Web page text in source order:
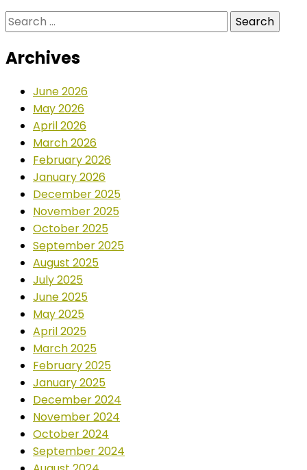
Search
for:
Archives
June 2026
May 2026
April 2026
March 2026
February 2026
January 2026
December 2025
November 2025
October 2025
September 2025
August 2025
July 2025
June 2025
May 2025
April 2025
March 2025
February 2025
January 2025
December 2024
November 2024
October 2024
September 2024